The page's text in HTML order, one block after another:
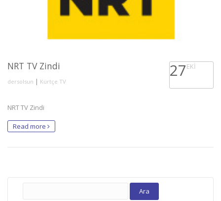
NRT TV Zindi
dersolsun | Kürtçe TV
27EKI
NRT TV Zindi
Read more
Arama: